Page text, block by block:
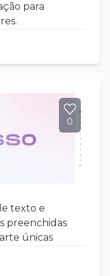
para
0
texto e
preenchidas
únicas